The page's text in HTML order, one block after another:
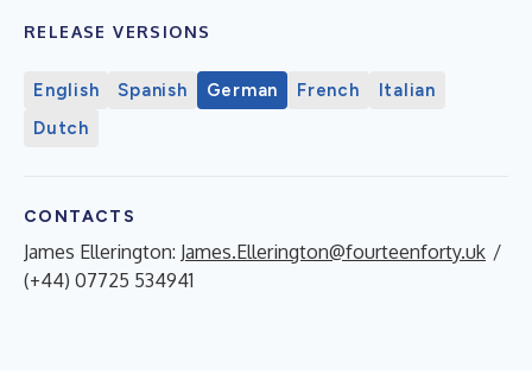
RELEASE VERSIONS
English Spanish German French
Italian
Dutch
CONTACTS
James Ellerington: James.Ellerington@fourteenforty.uk /
(+44) 07725 534941